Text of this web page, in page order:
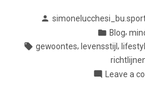
als
onderdeel
van
Posted
Posted
in
Blog,
Tags:
gewoontes, levensstijl ,
Leave a